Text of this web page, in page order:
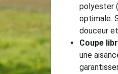
polyester
optimale.
douceur
Coupe
une